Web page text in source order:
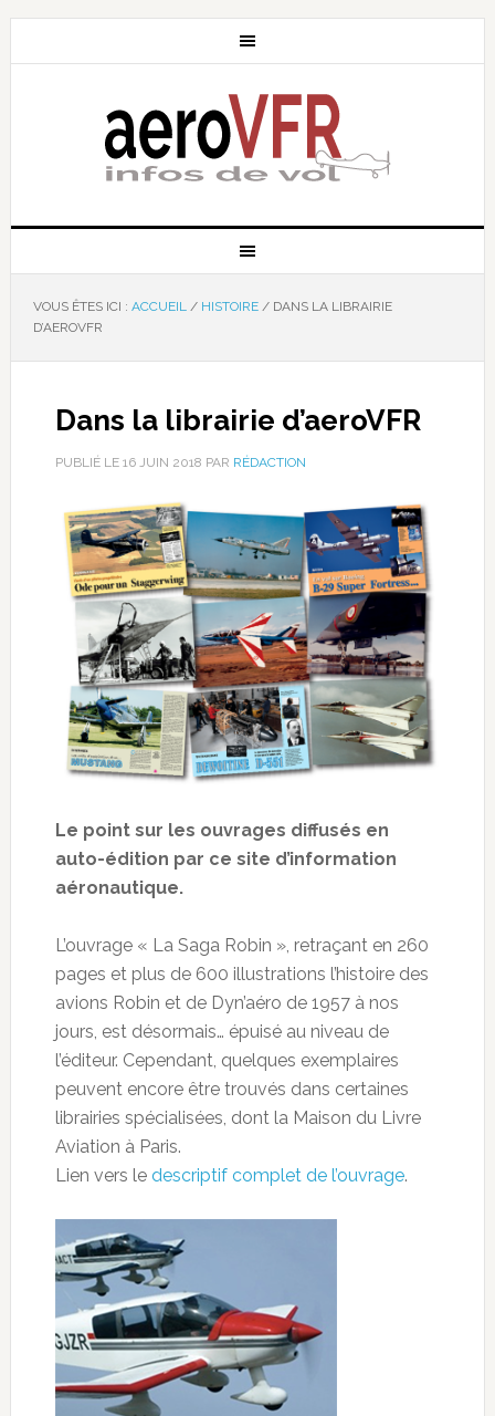
VOUS ÊTES ICI : ACCUEIL / HISTOIRE /DANS LA LIBRAIRIE
D’AEROVFR
Dans la librairie d’aeroVFR
PUBLIÉ LE 16 JUIN 2018 PAR RÉDACTION
Le point sur les ouvrages diffusés en
auto-édition par ce site d’information
aéronautique.
L’ouvrage « La Saga Robin », retraçant en 260
pages et plus de 600 illustrations l’histoire des
avions Robin et de Dyn’aéro de 1957 à nos
jours, est désormais… épuisé au niveau de
l’éditeur. Cependant, quelques exemplaires
peuvent encore être trouvés dans certaines
librairies spécialisées, dont la Maison du Livre
Aviation à Paris.
Lien vers le descriptif complet de l’ouvrage.